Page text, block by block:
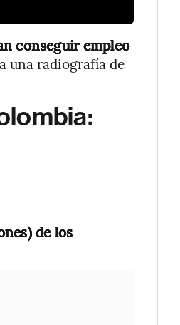
conseguir empleo
una radiografía de
de los